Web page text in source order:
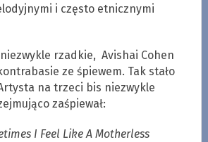
i często etnicznymi
rzadkie, Avishai Cohen
ze śpiewem. Tak stało
na trzeci bis niezwykle
zaśpiewał:
I Feel Like A Motherless